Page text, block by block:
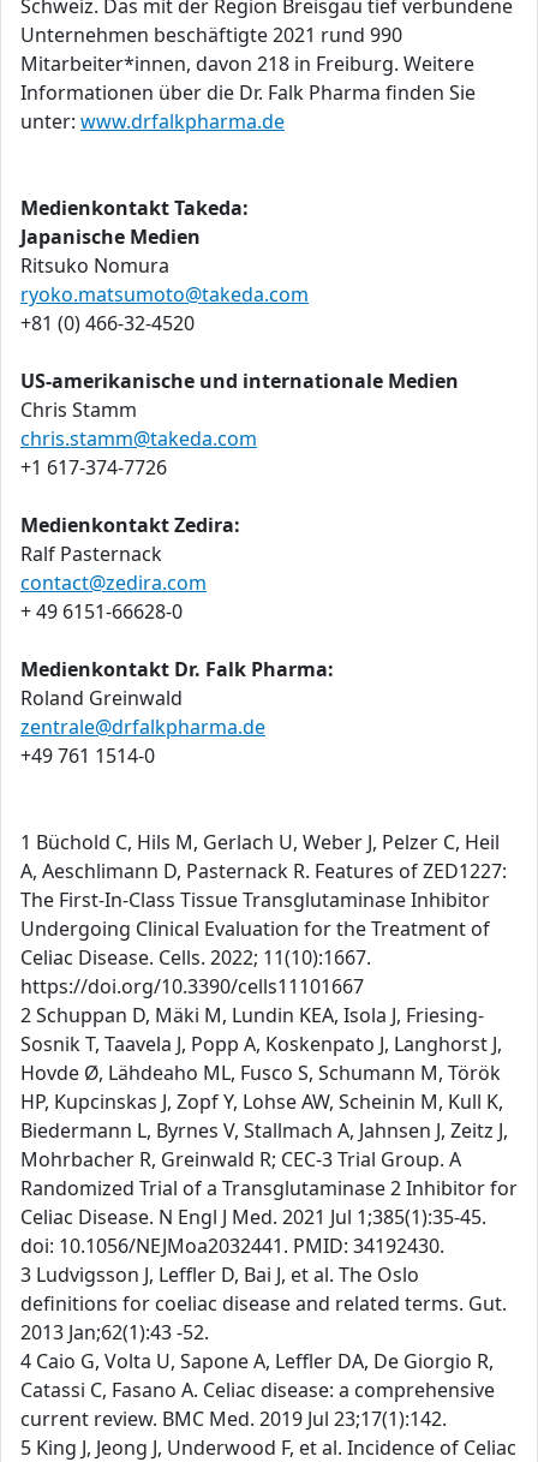
Schweiz. Das mit der Region Breisgau tief verbundene
Unternehmen beschäftigte 2021 rund 990
Mitarbeiter*innen, davon 218 in Freiburg. Weitere
Informationen über die Dr. Falk Pharma finden Sie
unter: www.drfalkpharma.de
Medienkontakt Takeda:
Japanische Medien
Ritsuko Nomura
ryoko.matsumoto@takeda.com
+81 (0) 466-32-4520
US-amerikanische und internationale Medien
Chris Stamm
chris.stamm@takeda.com
+1 617-374-7726
Medienkontakt Zedira:
Ralf Pasternack
contact@zedira.com
+ 49 6151-66628-0
Medienkontakt Dr. Falk Pharma:
Roland Greinwald
zentrale@drfalkpharma.de
+49 761 1514-0
1 Büchold C, Hils M, Gerlach U, Weber J, Pelzer C, Heil
A, Aeschlimann D, Pasternack R. Features of ZED1227:
The First-In-Class Tissue Transglutaminase Inhibitor
Undergoing Clinical Evaluation for the Treatment of
Celiac Disease. Cells. 2022; 11(10):1667.
https://doi.org/10.3390/cells11101667
2 Schuppan D, Mäki M, Lundin KEA, Isola J, Friesing-
Sosnik T, Taavela J, Popp A, Koskenpato J, Langhorst J,
Hovde Ø, Lähdeaho ML, Fusco S, Schumann M, Török
HP, Kupcinskas J, Zopf Y, Lohse AW, Scheinin M, Kull K,
Biedermann L, Byrnes V, Stallmach A, Jahnsen J, Zeitz J,
Mohrbacher R, Greinwald R; CEC-3 Trial Group. A
Randomized Trial of a Transglutaminase 2 Inhibitor for
Celiac Disease. N Engl J Med. 2021 Jul 1;385(1):35-45.
doi: 10.1056/NEJMoa2032441. PMID: 34192430.
3 Ludvigsson J, Leffler D, Bai J, et al. The Oslo
definitions for coeliac disease and related terms. Gut.
2013 Jan;62(1):43 -52.
4 Caio G, Volta U, Sapone A, Leffler DA, De Giorgio R,
Catassi C, Fasano A. Celiac disease: a comprehensive
current review. BMC Med. 2019 Jul 23;17(1):142.
5 King J, Jeong J, Underwood F, et al. Incidence of Celiac